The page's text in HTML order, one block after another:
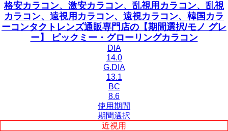
格安カラコン、激安カラコン、乱視用カラコン、乱視
カラコン、遠視用カラコン、遠視カラコン、韓国カラ
ーコンタクトレンズ通販専門店の【期間選択/モノ グレ
ー】 ピックミー・グローリングカラコン
DIA
14.0
G.DIA
13.1
BC
8.6
使用期間
期間選択
近視用